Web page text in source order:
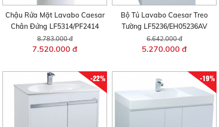
Chậu Rửa Mặt Lavabo Caesar
Chân Đứng LF5314/PF2414
8.783.000 đ
7.520.000 đ
Bộ Tủ Lavabo Caesar Treo
Tường LF5236/EH05236AV
6.642.000 đ
5.270.000 đ
-22% -19%